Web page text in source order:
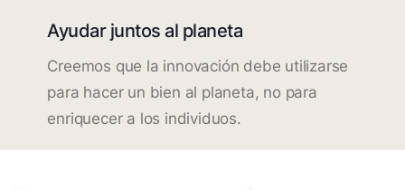
Ayudar juntos al planeta
Creemos que la innovación debe utilizarse
para hacer un bien al planeta, no para
enriquecer a los individuos.